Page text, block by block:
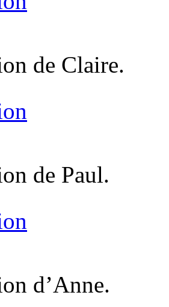
de Claire.
de Paul.
d’Anne.